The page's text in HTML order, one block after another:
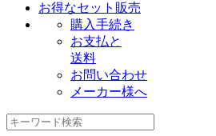
お得なセット販売
購入手続き
お支払と
送料
お問い合わせ
メーカー様へ